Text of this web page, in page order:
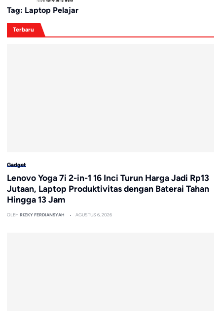
Tag: Laptop Pelajar
Terbaru
Gadget
Lenovo Yoga 7i 2-in-1 16 Inci Turun Harga Jadi Rp13
Jutaan, Laptop Produktivitas dengan Baterai Tahan
Hingga 13 Jam
OLEH RIZKY FERDIANSYAH AGUSTUS 6, 2026